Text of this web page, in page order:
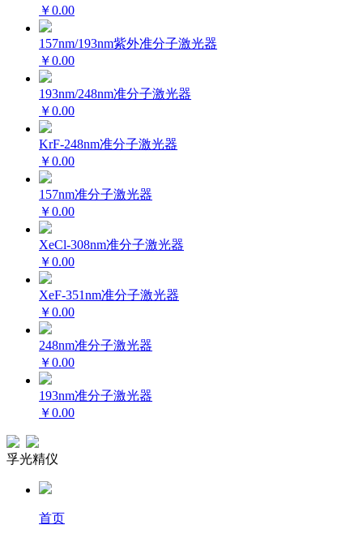
￥0.00
157nm/193nm紫外准分子激光器
￥0.00
193nm/248nm准分子激光器
￥0.00
KrF-248nm准分子激光器
￥0.00
157nm准分子激光器
￥0.00
XeCl-308nm准分子激光器
￥0.00
XeF-351nm准分子激光器
￥0.00
248nm准分子激光器
￥0.00
193nm准分子激光器
￥0.00
孚光精仪
首页